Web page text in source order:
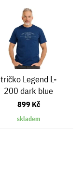
tričko Legend L-
200 dark blue
899 Kč
skladem